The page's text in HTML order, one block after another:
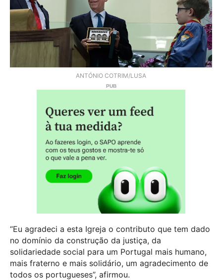
ANTÓNIO COTRIM/LUSA
“Eu agradeci a esta Igreja o contributo que tem dado
no domínio da construção da justiça, da
solidariedade social para um Portugal mais humano,
mais fraterno e mais solidário, um agradecimento de
todos os portugueses”, afirmou.